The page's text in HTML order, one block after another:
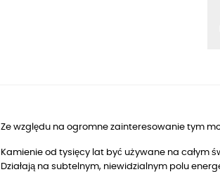
Ze względu na ogromne zainteresowanie tym
Kamienie od tysięcy lat być używane na całym
Działają na subtelnym, niewidzialnym polu